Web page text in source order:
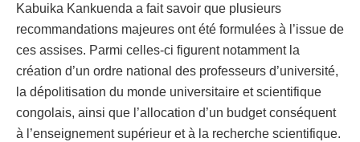
Kabuika Kankuenda a fait savoir que plusieurs
recommandations majeures ont été formulées à l’issue de
ces assises. Parmi celles-ci figurent notamment la
création d’un ordre national des professeurs d’université,
la dépolitisation du monde universitaire et scientifique
congolais, ainsi que l’allocation d’un budget conséquent
à l’enseignement supérieur et à la recherche scientifique.